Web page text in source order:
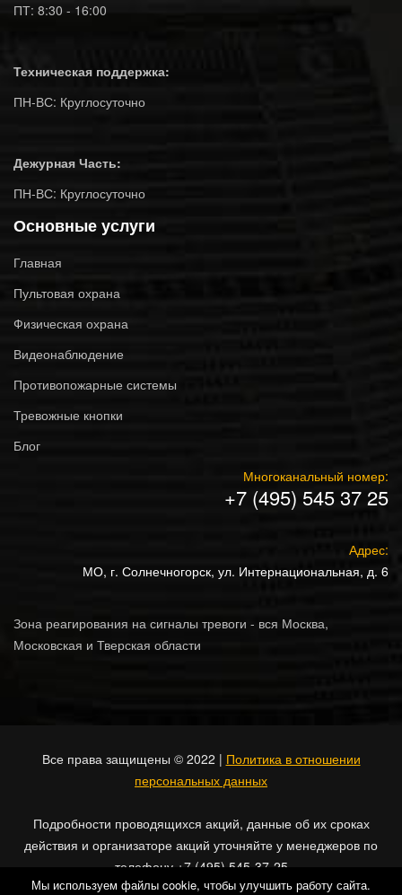
ПТ: 8:30 - 16:00
Техническая поддержка:
ПН-ВС: Круглосуточно
Дежурная Часть:
ПН-ВС: Круглосуточно
Основные услуги
Главная
Пультовая охрана
Физическая охрана
Видеонаблюдение
Противопожарные системы
Тревожные кнопки
Блог
Многоканальный номер:
+7 (495) 545 37 25
Адрес:
МО, г. Солнечногорск, ул. Интернациональная, д. 6
Зона реагирования на сигналы тревоги - вся Москва,
Московская и Тверская области
Все права защищены © 2022 | Политика в отношении
персональных данных
Подробности проводящихся акций, данные об их сроках
действия и организаторе акций уточняйте у менеджеров по
телефону +7 (495) 545-37-25
Мы используем файлы cookie, чтобы улучшить работу сайта.